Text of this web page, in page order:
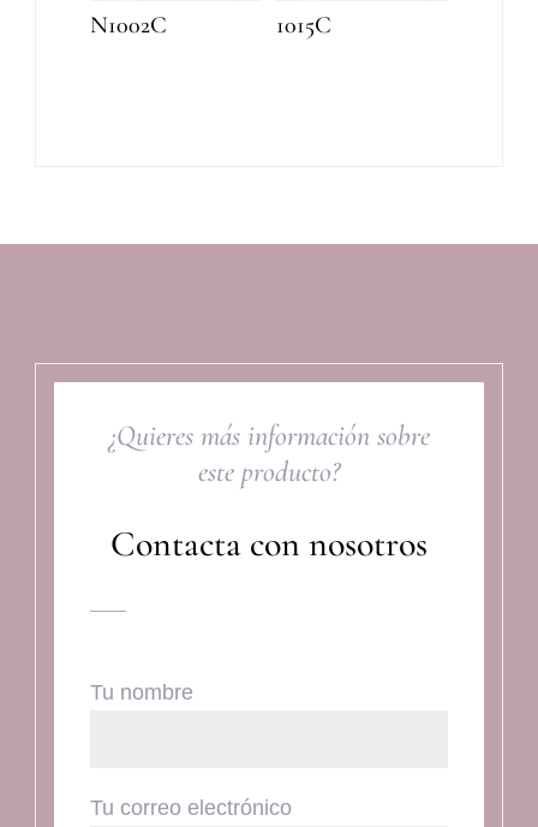
N1002C 1015C
¿Quieres más información sobre
este producto?
Contacta con nosotros
Tu nombre
Tu correo electrónico